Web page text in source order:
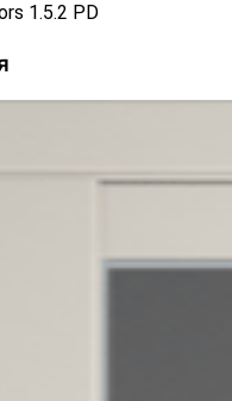
1.5.2 PD